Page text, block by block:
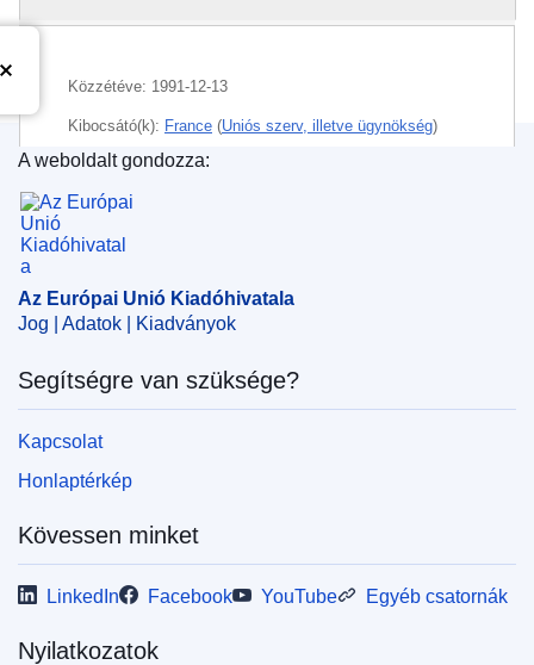
Közzétéve: 1991-12-13
Kibocsátó(k): France (Uniós szerv, illetve ügynökség)
CELEX : 71991L0671FRA_87450
Az Európai Unió Kiadóhivatala
A weboldalt gondozza:
Az Európai Unió Kiadóhivatala
Jog | Adatok | Kiadványok
Segítségre van szüksége?
Kapcsolat
Honlaptérkép
Kövessen minket
LinkedIn Facebook YouTube Egyéb csatornák
Nyilatkozatok